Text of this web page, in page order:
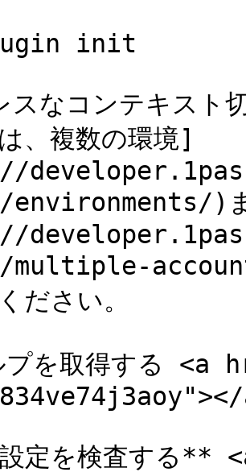
init
スなコンテキスト
、複数の環境]
)ま
ださい。
プを取得する
定を検査する